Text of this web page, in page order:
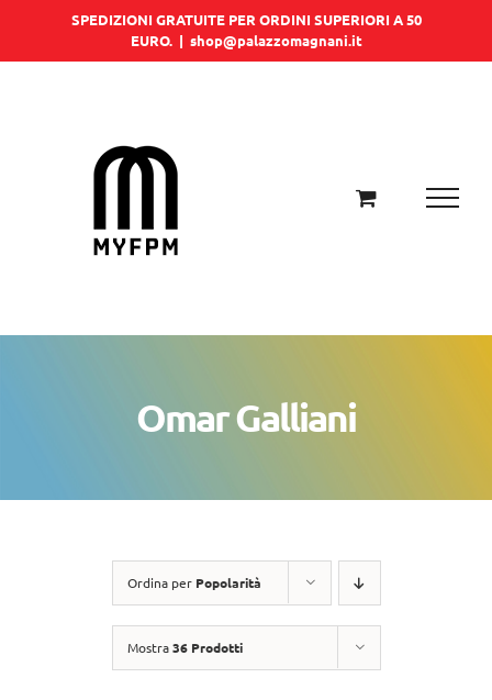
SPEDIZIONI GRATUITE PER ORDINI SUPERIORI A 50
EURO. | shop@palazzomagnani.it
Omar Galliani
Ordina per Popolarità
Mostra36 Prodotti